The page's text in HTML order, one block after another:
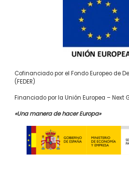
Cofinanciado por el Fondo Europeo de
(FEDER)
Financiado por la Unión Europea – Next
«Una manera de hacer Europa»